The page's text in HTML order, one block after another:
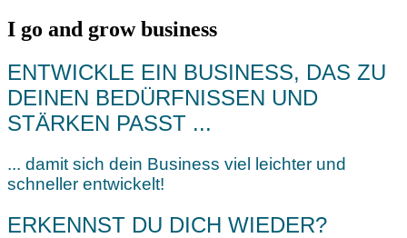
I go and grow business
ENTWICKLE EIN BUSINESS, DAS ZU
DEINEN BEDÜRFNISSEN UND
STÄRKEN PASST ...
... damit sich dein Business viel leichter und
schneller entwickelt!
ERKENNST DU DICH WIEDER?